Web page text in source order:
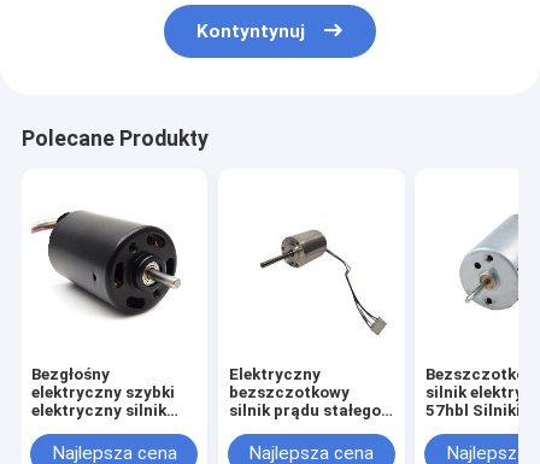
Kontyntynuj
Polecane Produkty
Bezgłośny
elektryczny szybki
elektryczny silnik
Najlepsza cena
Elektryczny
bezszczotkowy
silnik prądu stałego
wirnikiem
Najlepsza cena
silnik
57hbl Silniki
obrotowym 57
Najlepsza